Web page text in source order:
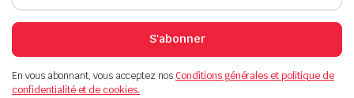
S'abonner
En vous abonnant, vous acceptez nosConditions générales et politique de
confidentialité et de cookies.